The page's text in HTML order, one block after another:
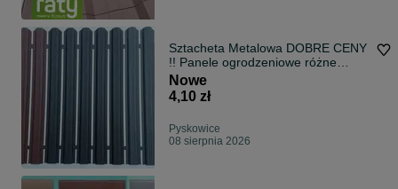
Sztacheta Metalowa DOBRE CENY
!! Panele ogrodzeniowe różne
wymiary
Nowe
4,10 zł
Pyskowice
08 sierpnia 2026